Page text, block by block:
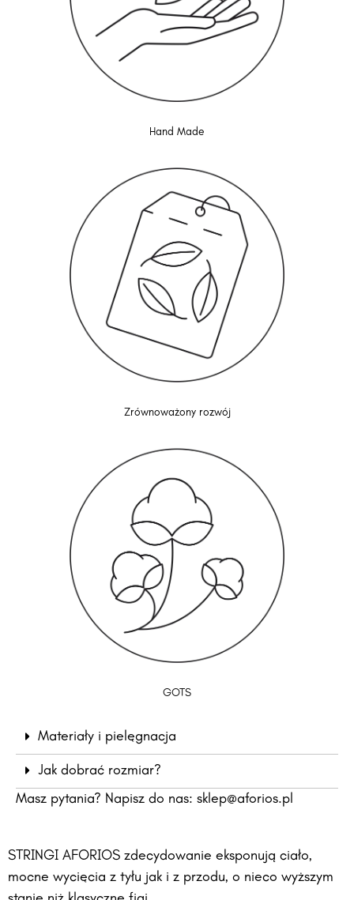
Hand Made
Zrównoważony rozwój
GOTS
Materiały i pielęgnacja
Jak dobrać rozmiar?
Masz pytania? Napisz do nas: sklep@aforios.pl
STRINGI AFORIOS zdecydowanie eksponują ciało,
mocne wycięcia z tyłu jak i z przodu, o nieco wyższym